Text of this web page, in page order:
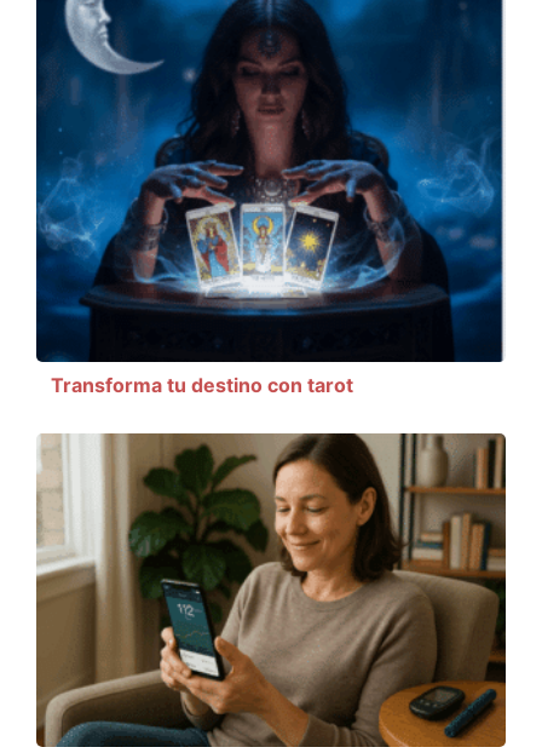
Transforma tu destino con tarot